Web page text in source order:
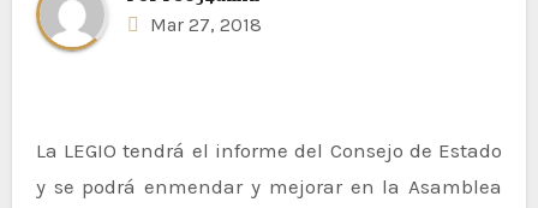
Mar 27, 2018
La LEGIO tendrá el informe del Consejo de Estado
y se podrá enmendar y mejorar en la Asamblea